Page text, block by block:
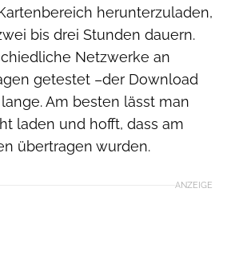
herunterzuladen,
bis drei Stunden dauern.
Netzwerke an
getestet –der Download
Am besten lässt man
laden und hofft, dass am
übertragen wurden.
ANZEIGE